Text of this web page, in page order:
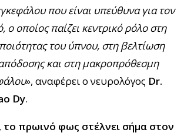
που είναι υπεύθυνα για τον
ο οποίος παίζει κεντρικό ρόλο στη
του ύπνου, στη βελτίωση
και στη μακροπρόθεσμη
», αναφέρει ο νευρολόγος Dr.
Dy.
το πρωινό φως στέλνει σήμα στον